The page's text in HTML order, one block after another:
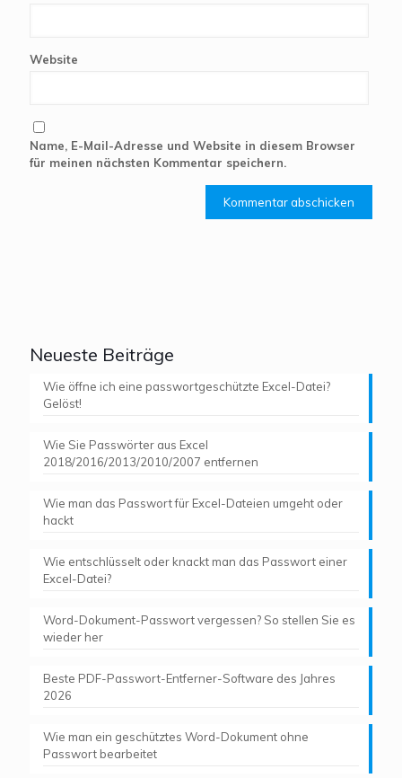
Website
Name, E-Mail-Adresse und Website in diesem Browser
für meinen nächsten Kommentar speichern.
Neueste Beiträge
Wie öffne ich eine passwortgeschützte Excel-Datei?
Gelöst!
Wie Sie Passwörter aus Excel
2018/2016/2013/2010/2007 entfernen
Wie man das Passwort für Excel-Dateien umgeht oder
hackt
Wie entschlüsselt oder knackt man das Passwort einer
Excel-Datei?
Word-Dokument-Passwort vergessen? So stellen Sie es
wieder her
Beste PDF-Passwort-Entferner-Software des Jahres
2026
Wie man ein geschütztes Word-Dokument ohne
Passwort bearbeitet